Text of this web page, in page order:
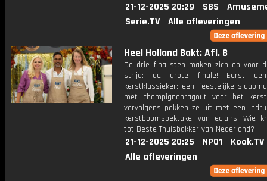
21-12-2025 20:29 SBS
Serie.TV
Alle afleveringen
Heel Holland Bakt: Afl. 8
De drie finalisten maken zich op voor
strijd: de grote finale! Eerst
kerstklassieker: een feestelijke
met champignonragout voor het
vervolgens pakken ze uit met een
kerstboomspektakel van eclairs. Wie
tot Beste Thuisbakker van Nederland?
21-12-2025 20:25 NPO1
Kook.TV
Alle afleveringen